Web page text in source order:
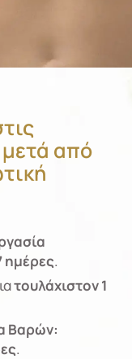
από
ημέρες.
τουλάχιστον 1
Βαρών:
.